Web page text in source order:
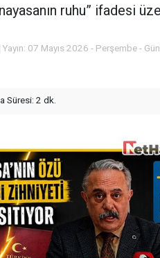
ruhu” ifadesi
Yayın: 07 Mayıs 2026 - Perşembe -
Süresi: 2 dk.